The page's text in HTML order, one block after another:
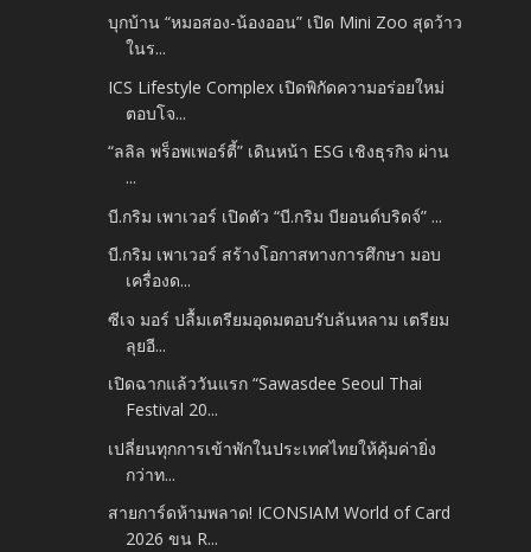
บุกบ้าน “หมอสอง-น้องออน” เปิด Mini Zoo สุดว้าว
ในร...
ICS Lifestyle Complex เปิดพิกัดความอร่อยใหม่
ตอบโจ...
“ลลิล พร็อพเพอร์ตี้” เดินหน้า ESG เชิงธุรกิจ ผ่าน
...
บี.กริม เพาเวอร์ เปิดตัว “บี.กริม บียอนด์บริดจ์” ...
บี.กริม เพาเวอร์ สร้างโอกาสทางการศึกษา มอบ
เครื่องด...
ซีเจ มอร์ ปลื้มเตรียมอุดมตอบรับล้นหลาม เตรียม
ลุยอี...
เปิดฉากแล้ววันแรก “Sawasdee Seoul Thai
Festival 20...
เปลี่ยนทุกการเข้าพักในประเทศไทยให้คุ้มค่ายิ่ง
กว่าท...
สายการ์ดห้ามพลาด! ICONSIAM World of Card
2026 ขน R...